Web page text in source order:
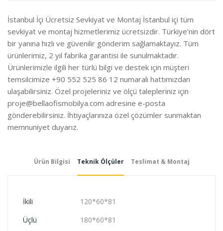
İstanbul İçi Ücretsiz Sevkiyat ve Montaj İstanbul içi tüm
sevkiyat ve montaj hizmetlerimiz ücretsizdir. Türkiye’nin dört
bir yanına hızlı ve güvenilir gönderim sağlamaktayız. Tüm
ürünlerimiz, 2 yıl fabrika garantisi ile sunulmaktadır.
Ürünlerimizle ilgili her türlü bilgi ve destek için müşteri
temsilcimize +90 552 525 86 12 numaralı hattımızdan
ulaşabilirsiniz. Özel projeleriniz ve ölçü talepleriniz için
proje@bellaofismobilya.com adresine e-posta
gönderebilirsiniz. İhtiyaçlarınıza özel çözümler sunmaktan
memnuniyet duyarız.
Ürün Bilgisi Teknik Ölçüler Teslimat & Montaj
İkili
120*60*81
Üçlü
180*60*81